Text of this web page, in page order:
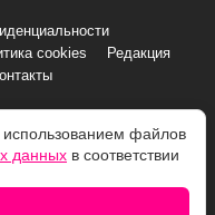
cookies
Редакция
соблюдать
использованием файлов
данных в соответствии